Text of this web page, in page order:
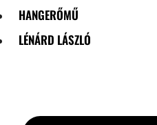
HANGERŐMŰ
LÉNÁRD LÁSZLÓ